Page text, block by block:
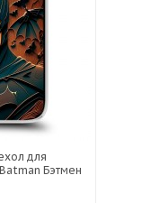
для
Бэтмен